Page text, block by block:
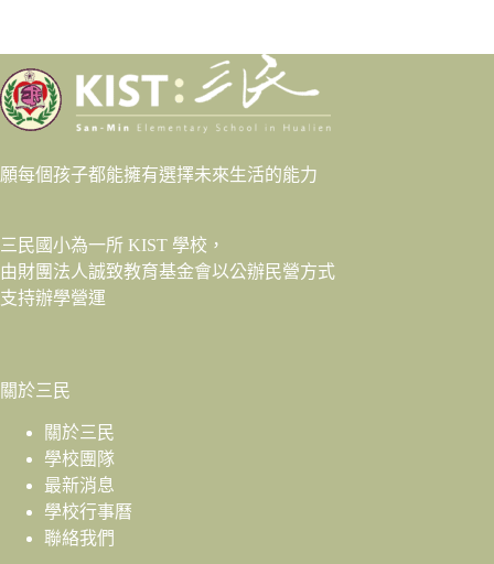
願每個孩子都能擁有選擇未來生活的能力
三民國小為一所 KIST 學校，
由財團法人誠致教育基金會以公辦民營方式
支持辦學營運
關於三民
關於三民
學校團隊
最新消息
學校行事曆
聯絡我們